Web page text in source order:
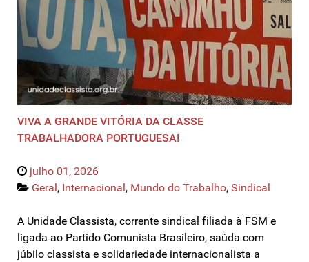
VIVA A GRANDE VITÓRIA DA CLASSE
TRABALHADORA PORTUGUESA!
julho 01, 2026
Geral , Internacional , Mundo do Trabalho, Sindical
A Unidade Classista, corrente sindical filiada à FSM e
ligada ao Partido Comunista Brasileiro, saúda com
júbilo classista e solidariedade internacionalista a